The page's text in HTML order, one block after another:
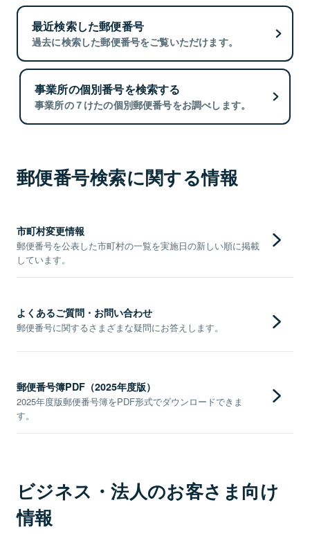
最近検索した郵便番号
過去に検索した郵便番号をご覧いただけます。
事業所の個別番号を検索する
事業所の７けたの個別郵便番号をお調べします。
郵便番号検索に関する情報
市町村変更情報
郵便番号を公表した市町村の一覧を実施日の新しい順に掲載
しています。
よくあるご質問・お問い合わせ
郵便番号に関するさまざまな疑問にお答えします。
郵便番号簿PDF（2025年度版）
2025年度版郵便番号簿をPDF形式でダウンロードできま
す。
ビジネス・法人のお客さま向け
情報